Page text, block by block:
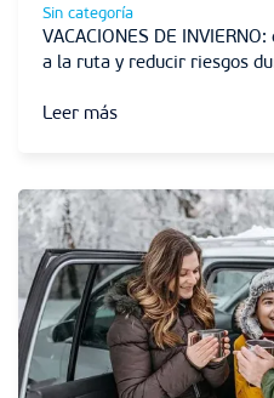
Sin categoría
VACACIONES DE
a la ruta y reducir riesgos
Leer más